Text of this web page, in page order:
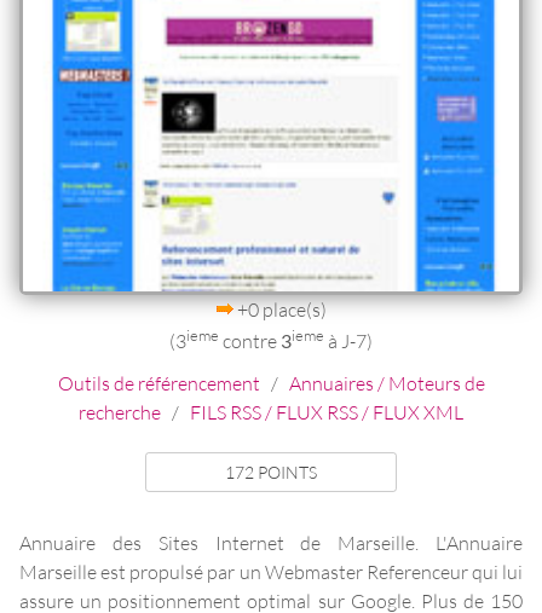
+0 place(s)
(3ieme contre 3ieme à J-7)
Outils de référencement / Annuaires / Moteurs de
recherche / FILS RSS / FLUX RSS / FLUX XML
172 POINTS
Annuaire des Sites Internet de Marseille. L'Annuaire
Marseille est propulsé par un Webmaster Referenceur qui lui
assure un positionnement optimal sur Google. Plus de 150